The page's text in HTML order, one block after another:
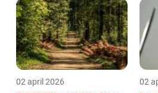
02 april 2026 02